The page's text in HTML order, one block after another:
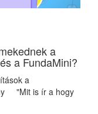
a
a FundaMini?
a
"Mit is ír a hogy